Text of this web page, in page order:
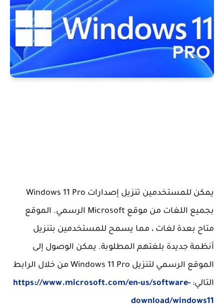
يمكن للمستخدمين تنزيل إصدارات Windows 11 Pro
بجميع اللغات من موقع Microsoft الرسمي. الموقع
متاح بعدة لغات ، مما يسمح للمستخدمين بتنزيل
أنظمة جديدة بلغتهم المطلوبة. يمكن الوصول إلى
الموقع الرسمي لتنزيل Windows 11 Pro من خلال الرابط
التالي:https://www.microsoft.com/en-us/software-
download/windows11